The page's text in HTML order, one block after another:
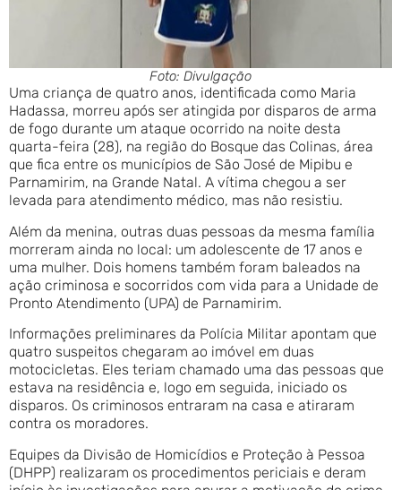
Foto: Divulgação
Uma criança de quatro anos, identificada como Maria
Hadassa, morreu após ser atingida por disparos de arma
de fogo durante um ataque ocorrido na noite desta
quarta-feira (28), na região do Bosque das Colinas, área
que fica entre os municípios de São José de Mipibu e
Parnamirim, na Grande Natal. A vítima chegou a ser
levada para atendimento médico, mas não resistiu.
Além da menina, outras duas pessoas da mesma família
morreram ainda no local: um adolescente de 17 anos e
uma mulher. Dois homens também foram baleados na
ação criminosa e socorridos com vida para a Unidade de
Pronto Atendimento (UPA) de Parnamirim.
Informações preliminares da Polícia Militar apontam que
quatro suspeitos chegaram ao imóvel em duas
motocicletas. Eles teriam chamado uma das pessoas que
estava na residência e, logo em seguida, iniciado os
disparos. Os criminosos entraram na casa e atiraram
contra os moradores.
Equipes da Divisão de Homicídios e Proteção à Pessoa
(DHPP) realizaram os procedimentos periciais e deram